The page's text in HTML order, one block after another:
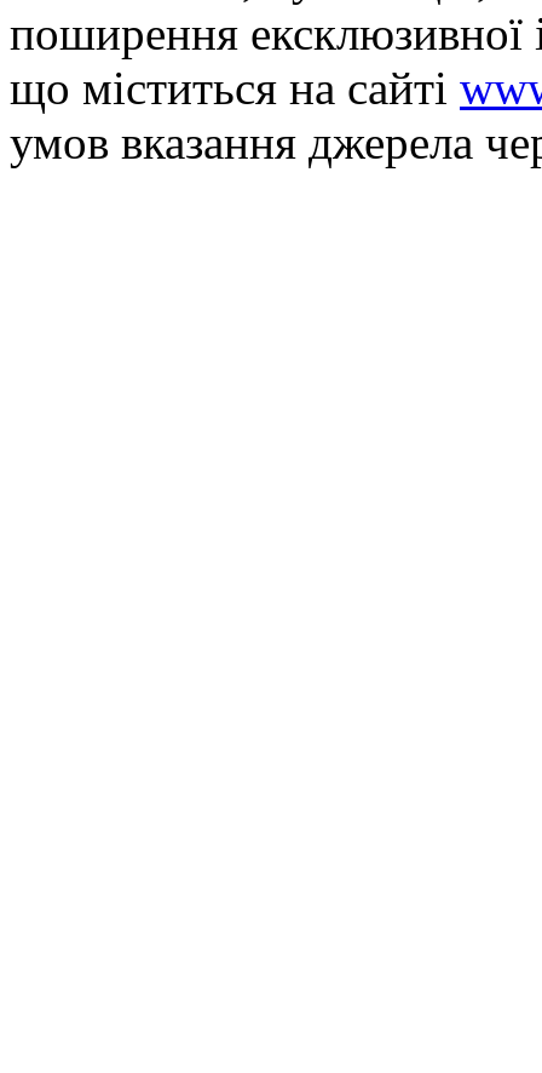
поширення
що мiститься на сайті
умов вказання джерела